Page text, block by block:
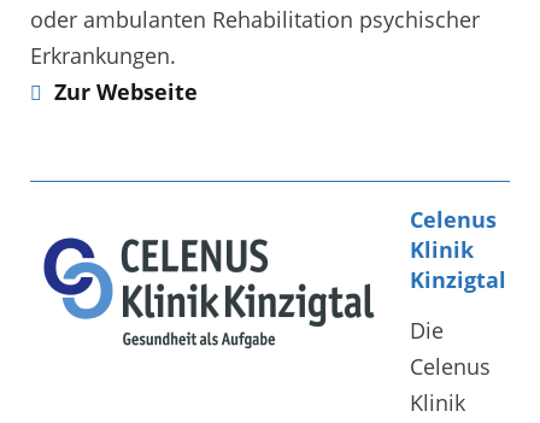
oder ambulanten Rehabilitation psychischer
Erkrankungen.
Zur Webseite
Celenus
Klinik
Kinzigtal
Die
Celenus
Klinik